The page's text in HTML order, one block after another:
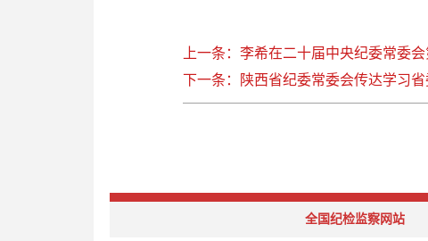
上一条：李希在二十届中央纪委常委
下一条：陕西省纪委常委会传达学习
全国纪检监察网站